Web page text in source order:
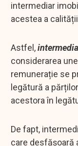
intermediar
acestea a
Astfel,
considerarea
remunerație se
legătură a
acestora în
De fapt,
care desfășoară